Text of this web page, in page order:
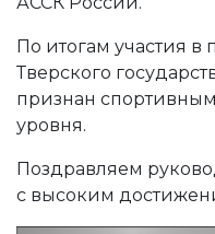
По итогам участия в
Тверского
признан
уровня.
Поздравляем
с высоким